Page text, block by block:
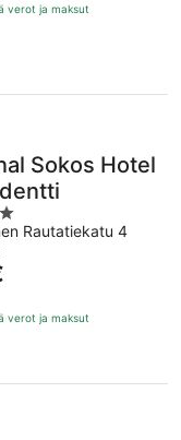
verot ja maksut
Sokos Hotel
Rautatiekatu 4
verot ja maksut